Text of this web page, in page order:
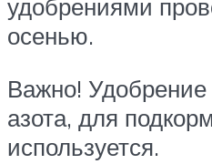
удобрениями
осенью.
Важно! Удобрение
азота, для
используется.